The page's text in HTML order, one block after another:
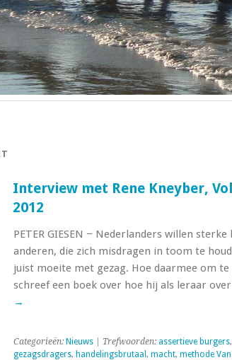
Interview met Rene Kneyber,
2012
PETER GIESEN − Nederlanders willen sterke
anderen, die zich misdragen in toom te
juist moeite met gezag. Hoe daarmee om te
schreef een boek over hoe hij als leraar
→
Categorieën: Nieuws| Trefwoorden: assertieve burgers,
gezagsdragers, handelingsbrutaal , macht, methode